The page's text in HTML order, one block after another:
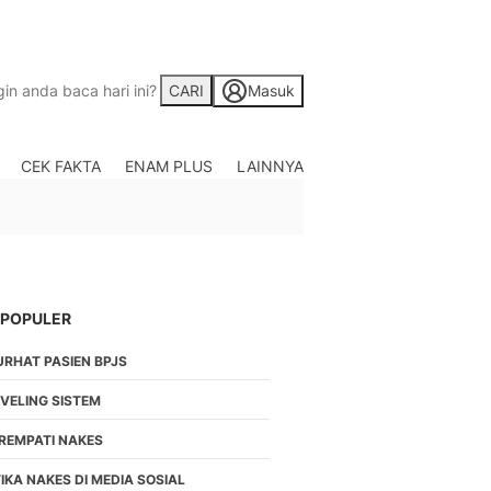
CARI Masuk
CEK FAKTA ENAM PLUS
LAINNYA
PASIEN BPJS
SISTEM
NAKES
NAKES DI MEDIA SOSIAL